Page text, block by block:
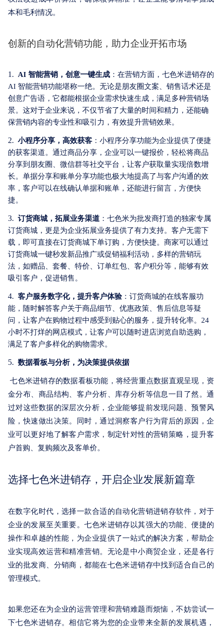
本和毛利情况。
创新的自动化营销功能，助力企业开拓市场
1. AI 智能营销，创意一键生成 ：在营销方面，七色米进销存的
AI 智能营销功能堪称一绝。无论是朋友圈文案、销售话术还是
创意广告语，它都能根据企业需求快速生成，满足多种营销场
景。这对于企业来说，不仅节省了大量的时间和精力，还能确
保营销内容的专业性和吸引力，有效提升营销效果。
2. 小程序分享，高效获客 ：小程序分享功能为企业提供了便捷
的获客渠道。通过商品分享，企业可以一键报价，轻松将商品
分享到朋友圈、微信群等社交平台，让客户获取量实现倍数增
长。单据分享和账单分享功能也极大地提高了与客户沟通的效
率，客户可以在线确认单据和账单，还能进行留言，方便快
捷。
3. 订货商城，拓展业务渠道 ：七色米为批发商打造的独家专属
订货商城，更是为企业拓展业务提供了有力支持。客户无需下
载，即可直接在订货商城下单订购，方便快捷。商家可以通过
订货商城一键秒发新品推广或促销福利活动，多样的营销玩
法，如赠品、套餐、特价、订单红包、客户积分等，能够有效
吸引客户，促进销售。
4. 客户服务数字化，提升客户体验：订货商城的在线客服功
能，随时解答客户关于商品细节、优惠政策、售后信息等疑
问，让客户在购物过程中感受到贴心的服务，提升转化率。24
小时不打烊的网店模式，让客户可以随时进店浏览自助选购，
满足了客户多样化的购物需求。
5. 数据看板与分析，为决策提供依据
七色米进销存的数据看板功能，将经营重点数据直观呈现，资
金分布、商品结构、客户分析、库存分析等信息一目了然。通
过对这些数据的深层次分析，企业能够提前发现问题、预警风
险，快速做出决策。同时，通过洞察客户行为背后的原因，企
业可以更好地了解客户需求，制定针对性的营销策略，提升客
户首购、复购频次及客单价。
选择七色米进销存，开启企业发展新篇章
在数字化时代，选择一款合适的自动化营销进销存软件，对于
企业的发展至关重要。七色米进销存以其强大的功能、便捷的
操作和卓越的性能，为企业提供了一站式的解决方案，帮助企
业实现高效运营和精准营销。无论是中小商贸企业，还是各行
业的批发商、分销商，都能在七色米进销存中找到适合自己的
管理模式。
如果您还在为企业的运营管理和营销难题而烦恼，不妨尝试一
下七色米进销存。相信它将为您的企业带来全新的发展机遇，